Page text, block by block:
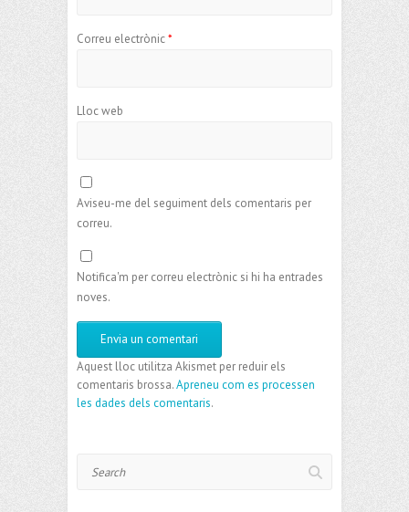
Correu electrònic*
Lloc web
Aviseu-me del seguiment dels comentaris per
correu.
Notifica'm per correu electrònic si hi ha entrades
noves.
Aquest lloc utilitza Akismet per reduir els
comentaris brossa.Apreneu com es processen
les dades dels comentaris.